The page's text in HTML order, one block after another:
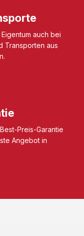
auch bei
Transporten aus
Preis-Garantie
Angebot in